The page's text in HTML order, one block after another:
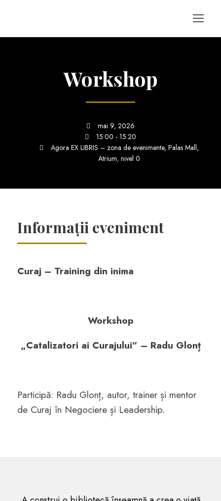
Workshop
mai 9, 2026
15:00 - 15:20
Agora EX LIBRIS – zona de evenimente, Palas Mall,
Atrium, nivel 0
Informații eveniment
Curaj – Training din inima
Workshop
„Catalizatori ai Curajului” – Radu Glonț
Participă: Radu Glonț, autor, trainer și mentor
de Curaj în Negociere și Leadership.